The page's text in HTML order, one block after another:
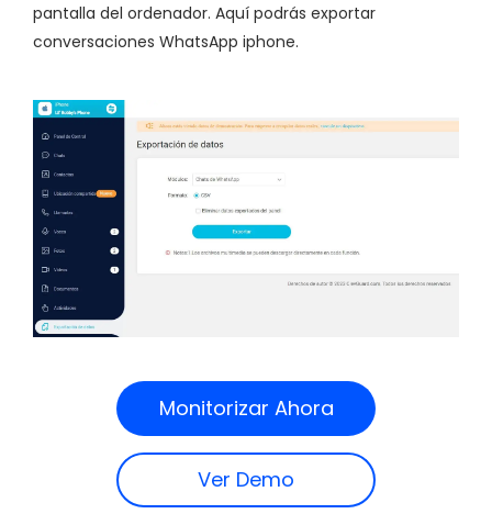
pantalla del ordenador. Aquí podrás exportar
conversaciones WhatsApp iphone.
Monitorizar Ahora
Ver Demo